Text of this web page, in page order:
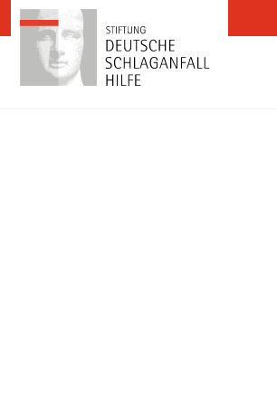
Zum Inhalt springen